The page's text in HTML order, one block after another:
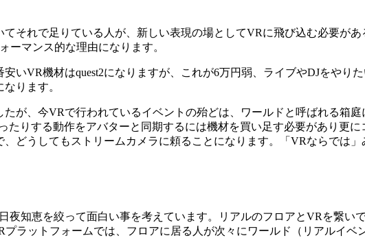
それで足りている人が、新しい表現の場としてVRに飛び込む必要が
ーマンス的な理由になります。
いVR機材はquest2になりますが、これが6万円弱、ライブやDJをやり
ります。
が、今VRで行われているイベントの殆どは、ワールドと呼ばれる箱
たりする動作をアバターと同期するには機材を買い足す必要があり更
どうしてもストリームカメラに頼ることになります。「VRならでは
夜知恵を絞って面白い事を考えています。リアルのフロアとVRを繋い
プラットフォームでは、フロアに居る人が次々にワールド（リアルイ